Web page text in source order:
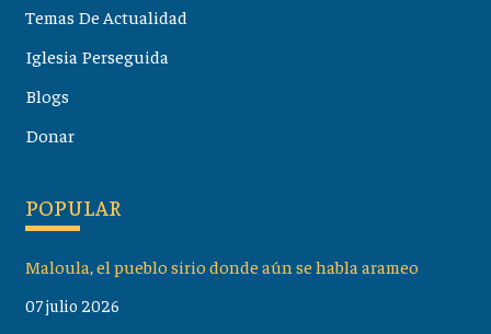
Temas De Actualidad
Iglesia Perseguida
Blogs
Donar
POPULAR
Maloula, el pueblo sirio donde aún se habla arameo
07 julio 2026